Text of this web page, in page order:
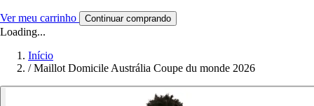
Ver meu carrinho Continuar comprando
Loading...
Início
/ Maillot Domicile Austrália Coupe du monde 2026